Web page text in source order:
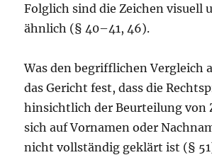
Folglich sind die Zeichen visuell
ähnlich (§ 40–41, 46).
Was den begrifflichen Vergleich
das Gericht fest, dass die
hinsichtlich der Beurteilung von
sich auf Vornamen oder
nicht vollständig geklärt ist (§